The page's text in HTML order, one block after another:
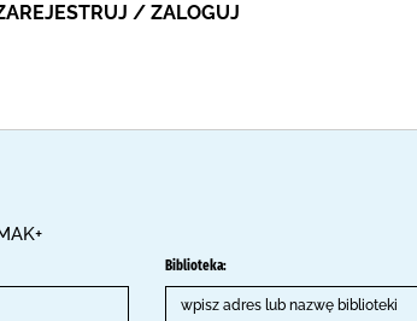
/ ZALOGUJ
Biblioteka: